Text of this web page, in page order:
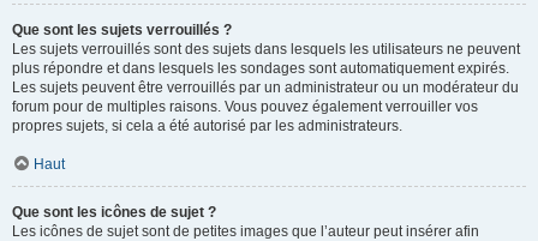
Que sont les sujets verrouillés ?
Les sujets verrouillés sont des sujets dans lesquels les utilisateurs ne peuvent
plus répondre et dans lesquels les sondages sont automatiquement expirés.
Les sujets peuvent être verrouillés par un administrateur ou un modérateur du
forum pour de multiples raisons. Vous pouvez également verrouiller vos
propres sujets, si cela a été autorisé par les administrateurs.
Haut
Que sont les icônes de sujet ?
Les icônes de sujet sont de petites images que l’auteur peut insérer afin